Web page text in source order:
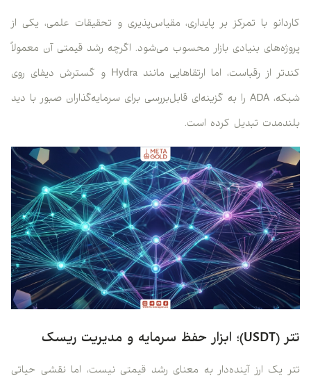
کاردانو با تمرکز بر پایداری، مقیاس‌پذیری و تحقیقات علمی، یکی از
پروژه‌های بنیادی بازار محسوب می‌شود. اگرچه رشد قیمتی آن معمولاً
کندتر از رقباست، اما ارتقاهایی مانند Hydra و گسترش دیفای روی
شبکه، ADA را به گزینه‌ای قابل‌بررسی برای سرمایه‌گذاران صبور با دید
بلندمدت تبدیل کرده است.
تتر (USDT)؛ ابزار حفظ سرمایه و مدیریت ریسک
تتر یک ارز آینده‌دار به معنای رشد قیمتی نیست، اما نقشی حیاتی